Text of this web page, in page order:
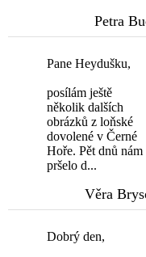
Petra
Pane Heydušku,
posílám ještě
několik dalších
obrázků z loňské
dovolené v Černé
Hoře. Pět dnů nám
pršelo d...
Věra
Dobrý den,